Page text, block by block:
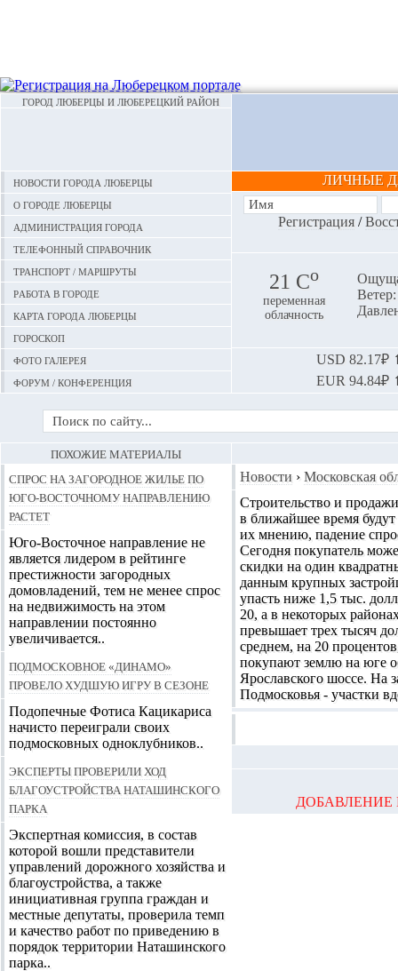
ГОРОД ЛЮБЕРЦЫ И ЛЮБЕРЕЦКИЙ РАЙОН
Новости города Люберцы
О городе Люберцы
Администрация города
Телефонный справочник
Транспорт / маршруты
Работа в городе
Карта города Люберцы
Гороскоп
Фото галерея
Форум / конференция
ЛИЧНЫЕ
Регистрация/
21 Сo
переменная
облачность
USD 82.17₽
EUR 94.84₽
Новости › Московская
Строительство и
в ближайшее время
их мнению, падение
Сегодня покупатель
скидки на один
данным крупных
упасть ниже 1,5 тыс.
20, а в некоторых
превышает трех тысяч
среднем, на 20
покупают землю на юге
Ярославского шоссе. На
Подмосковья - участки
ДОБАВЛЕНИЕ
ПОХОЖИЕ МАТЕРИАЛЫ
Спрос на загородное жилье по
Юго-Восточному направлению
растет
Юго-Восточное направление не
является лидером в рейтинге
престижности загородных
домовладений, тем не менее спрос
на недвижимость на этом
направлении постоянно
увеличивается..
Подмосковное «Динамо»
провело худшую игру в сезоне
Подопечные Фотиса Кацикариса
начисто переиграли своих
подмосковных одноклубников..
Эксперты проверили ход
благоустройства Наташинского
парка
Экспертная комиссия, в состав
которой вошли представители
управлений дорожного хозяйства и
благоустройства, а также
инициативная группа граждан и
местные депутаты, проверила темп
и качество работ по приведению в
порядок территории Наташинского
парка..